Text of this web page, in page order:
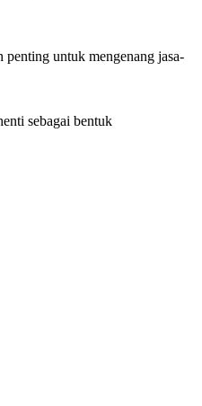
untuk mengenang jasa-
sebagai bentuk